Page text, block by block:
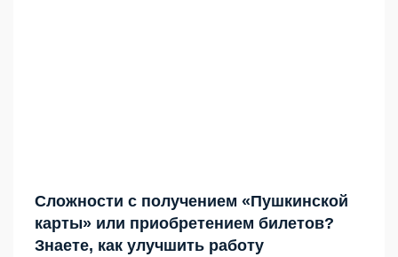
Сложности с получением «Пушкинской
карты» или приобретением билетов?
Знаете, как улучшить работу